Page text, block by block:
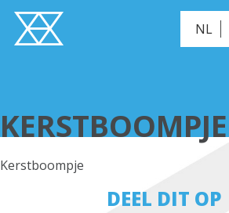
NL
KERSTBOOMPJE
Kerstboompje
DEEL DIT OP